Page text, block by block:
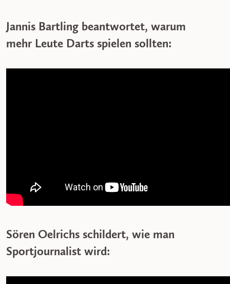
Jannis Bartling beantwortet, warum
mehr Leute Darts spielen sollten:
Sören Oelrichs schildert, wie man
Sportjournalist wird: